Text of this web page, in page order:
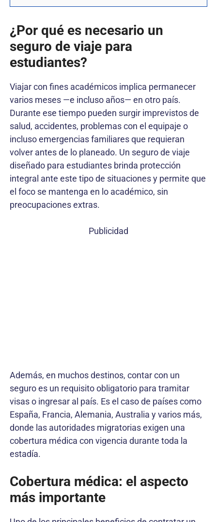
¿Por qué es necesario un
seguro de viaje para
estudiantes?
Viajar con fines académicos implica permanecer
varios meses —e incluso años— en otro país.
Durante ese tiempo pueden surgir imprevistos de
salud, accidentes, problemas con el equipaje o
incluso emergencias familiares que requieran
volver antes de lo planeado. Un seguro de viaje
diseñado para estudiantes brinda protección
integral ante este tipo de situaciones y permite que
el foco se mantenga en lo académico, sin
preocupaciones extras.
Publicidad
Además, en muchos destinos, contar con un
seguro es un requisito obligatorio para tramitar
visas o ingresar al país. Es el caso de países como
España, Francia, Alemania, Australia y varios más,
donde las autoridades migratorias exigen una
cobertura médica con vigencia durante toda la
estadía.
Cobertura médica: el aspecto
más importante